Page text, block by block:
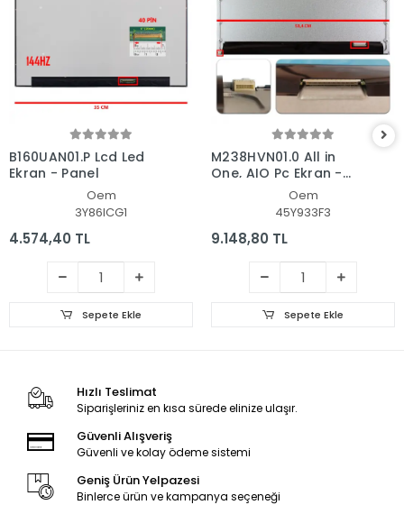
B160UAN01.P Lcd Led
Ekran - Panel
Oem
3Y86ICG1
4.574,40 TL
Sepete Ekle
M238HVN01.0 All in
One, AIO Pc Ekran -
Oem
45Y933F3
9.148,80 TL
Sepete Ekle
Hızlı Teslimat
Siparişleriniz en kısa sürede elinize ulaşır.
Güvenli Alışveriş
Güvenli ve kolay ödeme sistemi
Geniş Ürün Yelpazesi
Binlerce ürün ve kampanya seçeneği